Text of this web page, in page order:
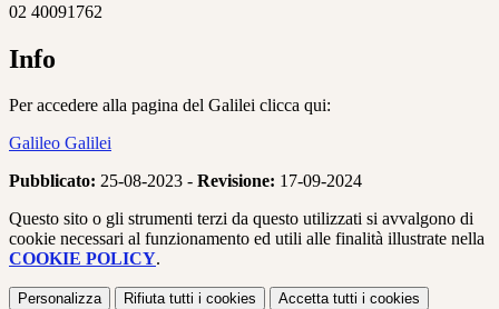
02 40091762
Info
Per accedere alla pagina del Galilei clicca qui:
Galileo Galilei
Pubblicato: 25-08-2023 - Revisione: 17-09-2024
Questo sito o gli strumenti terzi da questo utilizzati si avvalgono di
cookie necessari al funzionamento ed utili alle finalità illustrate nella
COOKIE POLICY.
Personalizza Rifiuta tutti i cookies Accetta tutti i cookies